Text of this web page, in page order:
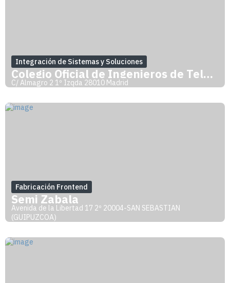
Integración de Sistemas y Soluciones
Colegio Oficial de Ingenieros de Telecom
C/ Almagro 2 1º Izqda 28010 Madrid
Fabricación Frontend
Semi Zabala
Avenida de la Libertad 17 2º 20004-SAN SEBASTIAN
(GUIPUZCOA)